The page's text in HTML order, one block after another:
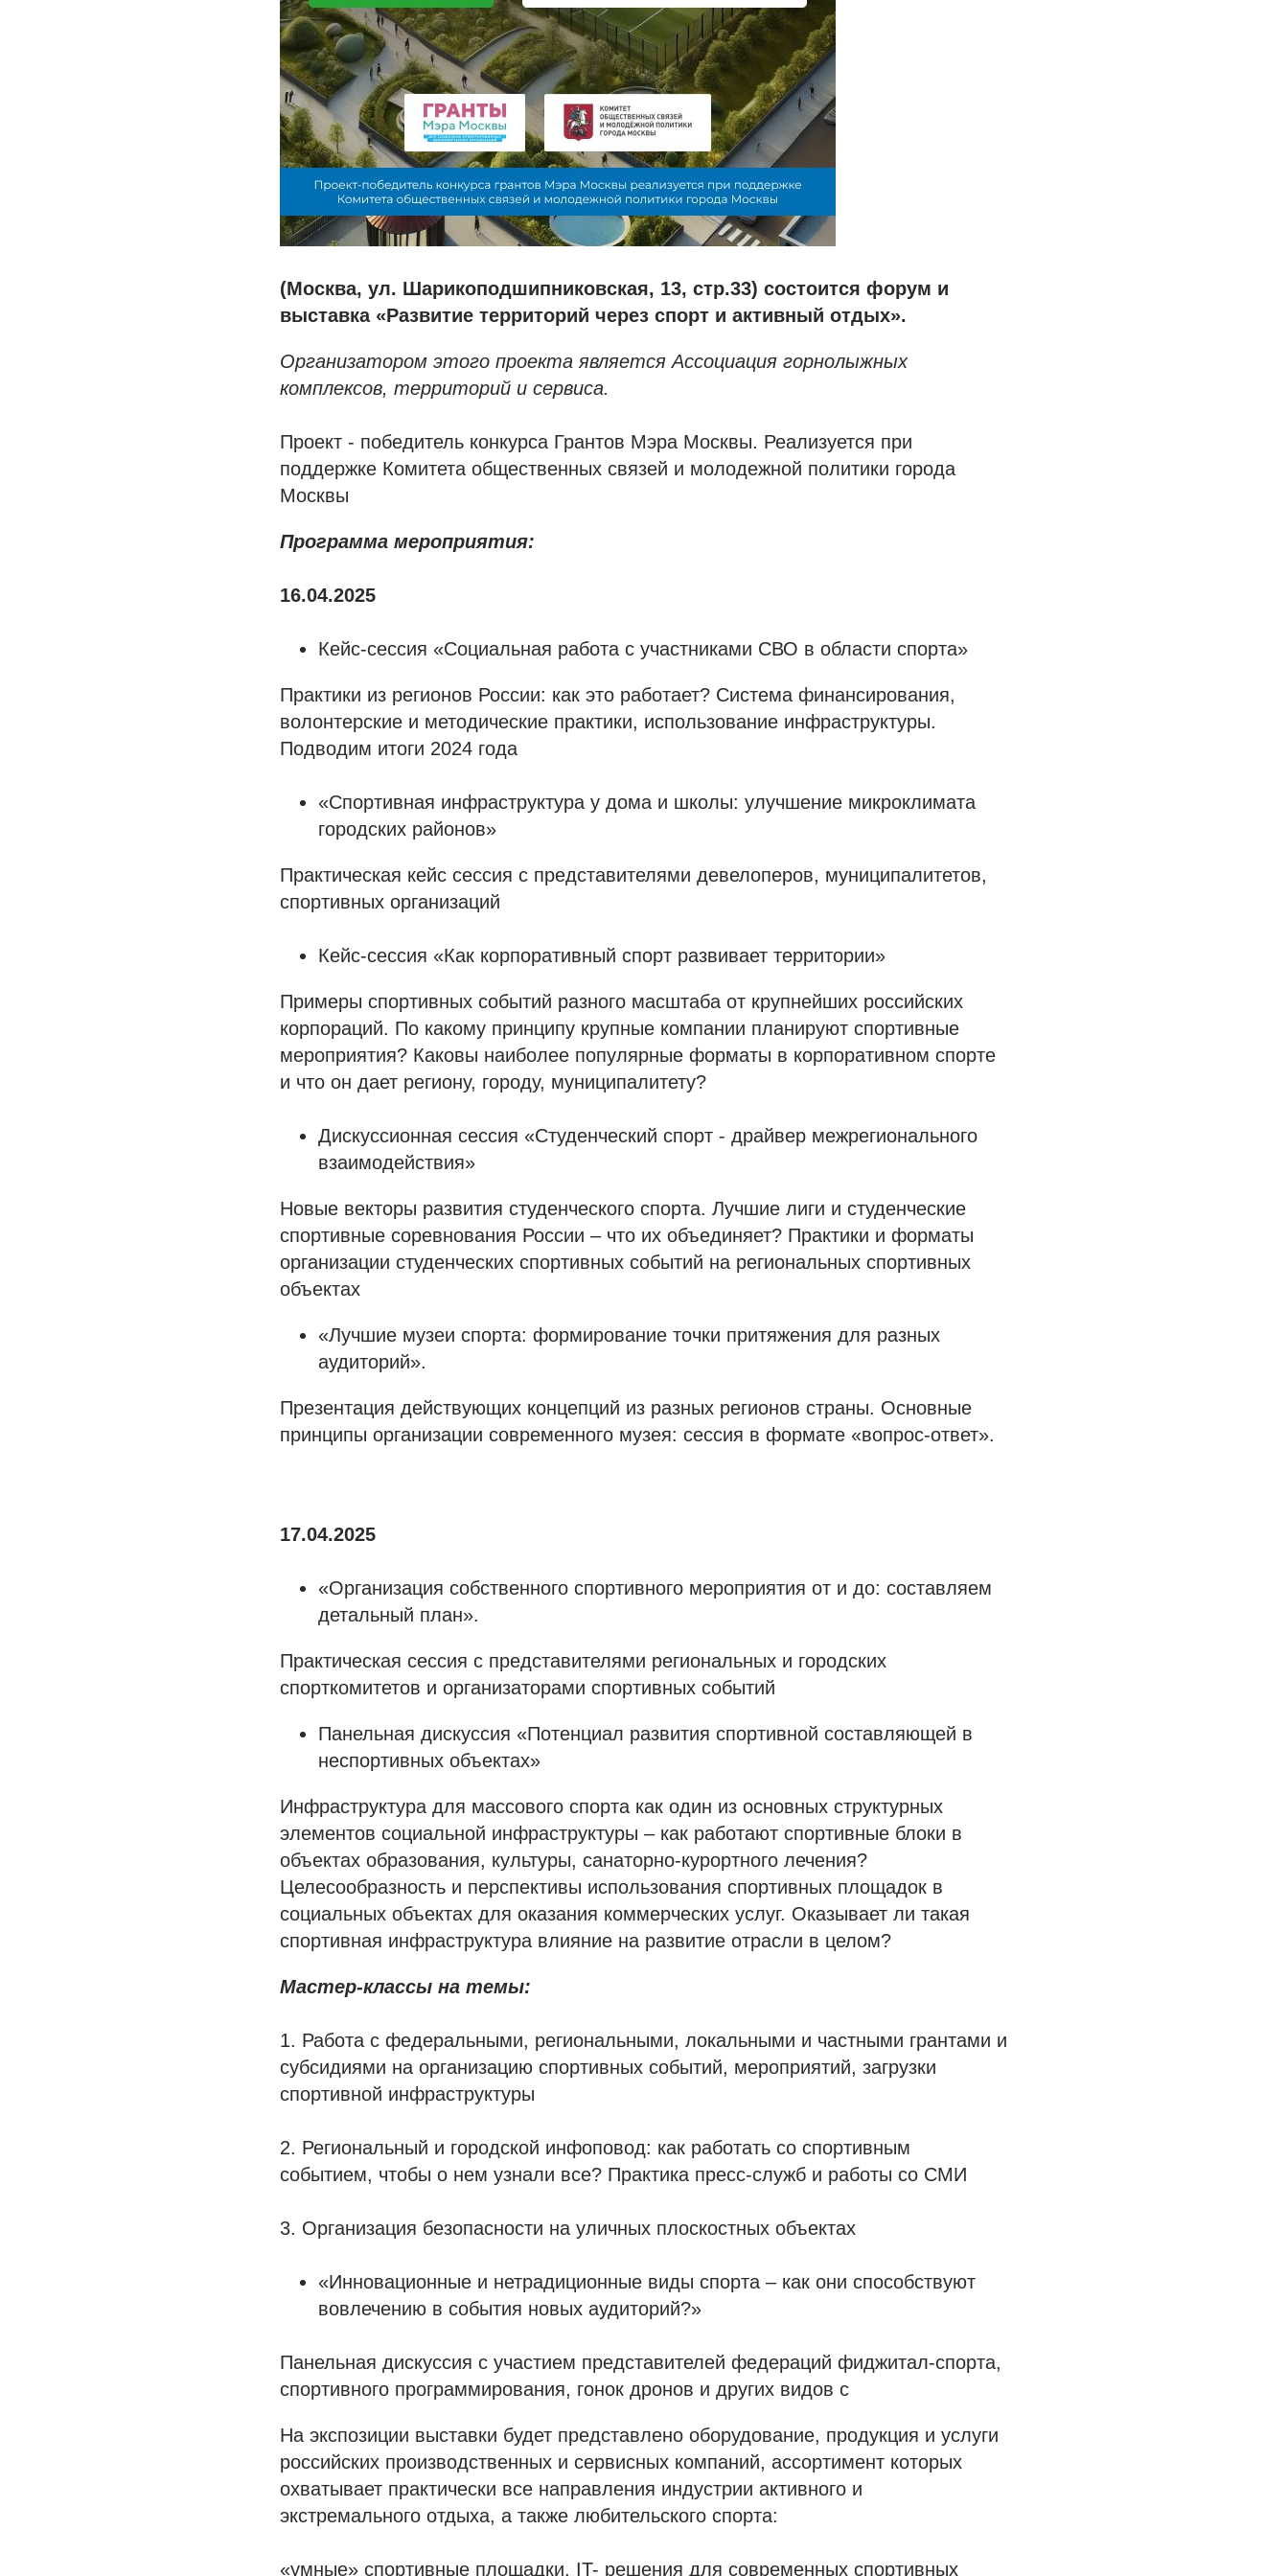
(Москва, ул. Шарикоподшипниковская, 13, стр.33) состоится форум и
выставка «Развитие территорий через спорт и активный отдых».
Организатором этого проекта является Ассоциация горнолыжных
комплексов, территорий и сервиса.
Проект - победитель конкурса Грантов Мэра Москвы. Реализуется при
поддержке Комитета общественных связей и молодежной политики города
Москвы
Программа мероприятия:
16.04.2025
Кейс-сессия «Социальная работа с участниками СВО в области спорта»
Практики из регионов России: как это работает? Система финансирования,
волонтерские и методические практики, использование инфраструктуры.
Подводим итоги 2024 года
«Спортивная инфраструктура у дома и школы: улучшение микроклимата
городских районов»
Практическая кейс сессия с представителями девелоперов, муниципалитетов,
спортивных организаций
Кейс-сессия «Как корпоративный спорт развивает территории»
Примеры спортивных событий разного масштаба от крупнейших российских
корпораций. По какому принципу крупные компании планируют спортивные
мероприятия? Каковы наиболее популярные форматы в корпоративном спорте
и что он дает региону, городу, муниципалитету?
Дискуссионная сессия «Студенческий спорт - драйвер межрегионального
взаимодействия»
Новые векторы развития студенческого спорта. Лучшие лиги и студенческие
спортивные соревнования России – что их объединяет? Практики и форматы
организации студенческих спортивных событий на региональных спортивных
объектах
«Лучшие музеи спорта: формирование точки притяжения для разных
аудиторий».
Презентация действующих концепций из разных регионов страны. Основные
принципы организации современного музея: сессия в формате «вопрос-ответ».
17.04.2025
«Организация собственного спортивного мероприятия от и до: составляем
детальный план».
Практическая сессия с представителями региональных и городских
спорткомитетов и организаторами спортивных событий
Панельная дискуссия «Потенциал развития спортивной составляющей в
неспортивных объектах»
Инфраструктура для массового спорта как один из основных структурных
элементов социальной инфраструктуры – как работают спортивные блоки в
объектах образования, культуры, санаторно-курортного лечения?
Целесообразность и перспективы использования спортивных площадок в
социальных объектах для оказания коммерческих услуг. Оказывает ли такая
спортивная инфраструктура влияние на развитие отрасли в целом?
Мастер-классы на темы:
1. Работа с федеральными, региональными, локальными и частными грантами и
субсидиями на организацию спортивных событий, мероприятий, загрузки
спортивной инфраструктуры
2. Региональный и городской инфоповод: как работать со спортивным
событием, чтобы о нем узнали все? Практика пресс-служб и работы со СМИ
3. Организация безопасности на уличных плоскостных объектах
«Инновационные и нетрадиционные виды спорта – как они способствуют
вовлечению в события новых аудиторий?»
Панельная дискуссия с участием представителей федераций фиджитал-спорта,
спортивного программирования, гонок дронов и других видов с
На экспозиции выставки будет представлено оборудование, продукция и услуги
российских производственных и сервисных компаний, ассортимент которых
охватывает практически все направления индустрии активного и
экстремального отдыха, а также любительского спорта:
«умные» спортивные площадки, IT- решения для современных спортивных